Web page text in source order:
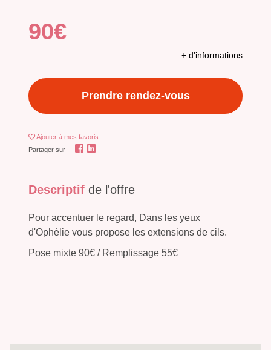
90€
+ d'informations
Prendre rendez-vous
Ajouter à mes favoris
Partager sur
Descriptif de l'offre
Pour accentuer le regard, Dans les yeux
d'Ophélie vous propose les extensions de cils.
Pose mixte 90€ / Remplissage 55€